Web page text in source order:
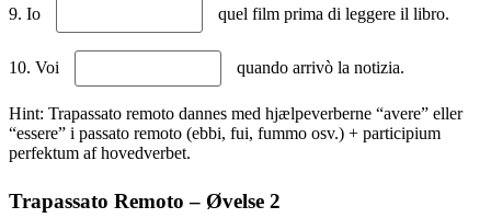
9. Io quel film prima di leggere il libro.
10. Voi quando arrivò la notizia.
Hint: Trapassato remoto dannes med hjælpeverberne “avere” eller
“essere” i passato remoto (ebbi, fui, fummo osv.) + participium
perfektum af hovedverbet.
Trapassato Remoto – Øvelse 2